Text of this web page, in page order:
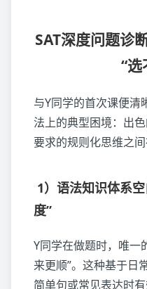
SAT深度问题诊
“选
与Y同学的首次课便清
法上的典型困境：出
要求的规则化思维之间
1）语法知识体系
度”
Y同学在做题时，唯一
来更顺”。这种基于日
简单句或常见表达时